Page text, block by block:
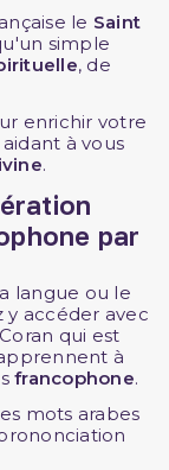
le Saint
simple
, de
enrichir votre
à vous
.
par
langue ou le
y accéder avec
qui est
à
francophone.
mots arabes